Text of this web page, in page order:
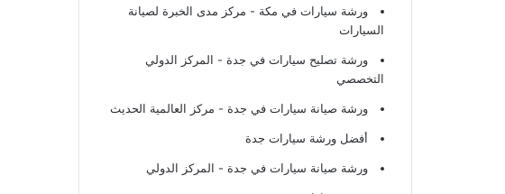
ورشة سيارات في مكة - مركز مدى الخبرة لصيانة
السيارات
ورشة تصليح سيارات في جدة - المركز الدولي
التخصصي
ورشة صيانة سيارات في جدة - مركز العالمية الحديث
أفضل ورشة سيارات جدة
ورشة صيانة سيارات في جدة - المركز الدولي